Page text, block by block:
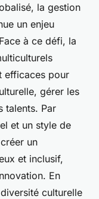
la gestion
un enjeu
à ce défi, la
efficaces pour
gérer les
talents. Par
et un style de
un
et inclusif,
En
culturelle